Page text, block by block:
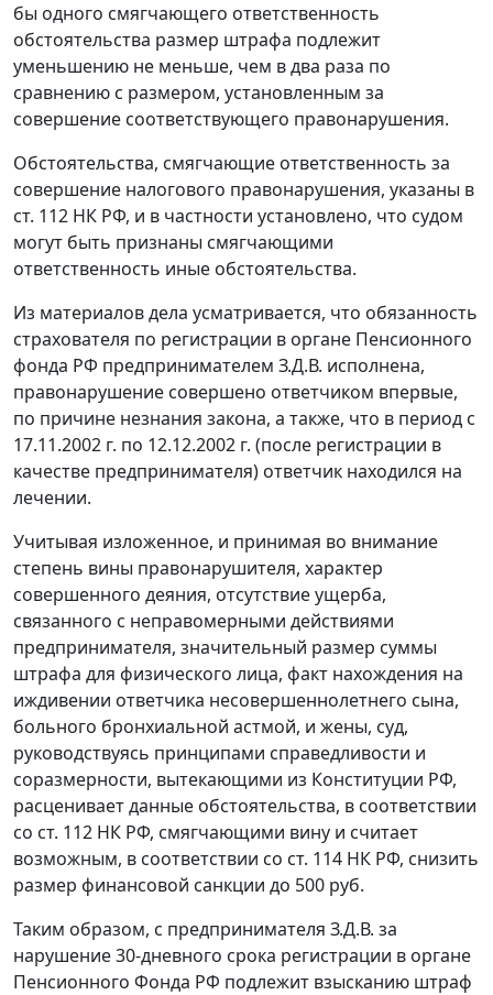
бы одного смягчающего ответственность
обстоятельства размер штрафа подлежит
уменьшению не меньше, чем в два раза по
сравнению с размером, установленным за
совершение соответствующего правонарушения.
Обстоятельства, смягчающие ответственность за
совершение налогового правонарушения, указаны в
ст. 112 НК РФ, и в частности установлено, что судом
могут быть признаны смягчающими
ответственность иные обстоятельства.
Из материалов дела усматривается, что обязанность
страхователя по регистрации в органе Пенсионного
фонда РФ предпринимателем З.Д.В. исполнена,
правонарушение совершено ответчиком впервые,
по причине незнания закона, а также, что в период с
17.11.2002 г. по 12.12.2002 г. (после регистрации в
качестве предпринимателя) ответчик находился на
лечении.
Учитывая изложенное, и принимая во внимание
степень вины правонарушителя, характер
совершенного деяния, отсутствие ущерба,
связанного с неправомерными действиями
предпринимателя, значительный размер суммы
штрафа для физического лица, факт нахождения на
иждивении ответчика несовершеннолетнего сына,
больного бронхиальной астмой, и жены, суд,
руководствуясь принципами справедливости и
соразмерности, вытекающими из Конституции РФ,
расценивает данные обстоятельства, в соответствии
со ст. 112 НК РФ, смягчающими вину и считает
возможным, в соответствии со ст. 114 НК РФ, снизить
размер финансовой санкции до 500 руб.
Таким образом, с предпринимателя З.Д.В. за
нарушение 30-дневного срока регистрации в органе
Пенсионного Фонда РФ подлежит взысканию штраф